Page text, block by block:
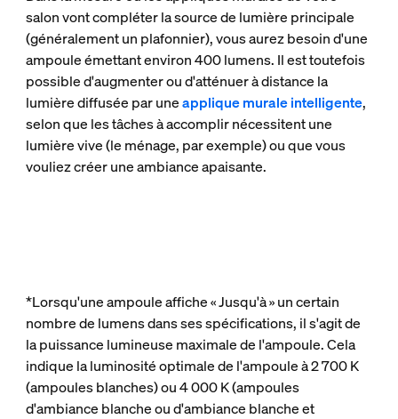
salon vont compléter la source de lumière principale
(généralement un plafonnier), vous aurez besoin d'une
ampoule émettant environ 400 lumens. Il est toutefois
possible d'augmenter ou d'atténuer à distance la
lumière diffusée par uneapplique murale intelligente,
selon que les tâches à accomplir nécessitent une
lumière vive (le ménage, par exemple) ou que vous
vouliez créer une ambiance apaisante.
*Lorsqu'une ampoule affiche « Jusqu'à » un certain
nombre de lumens dans ses spécifications, il s'agit de
la puissance lumineuse maximale de l'ampoule. Cela
indique la luminosité optimale de l'ampoule à 2 700 K
(ampoules blanches) ou 4 000 K (ampoules
d'ambiance blanche ou d'ambiance blanche et